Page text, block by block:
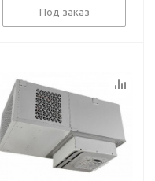
Под заказ